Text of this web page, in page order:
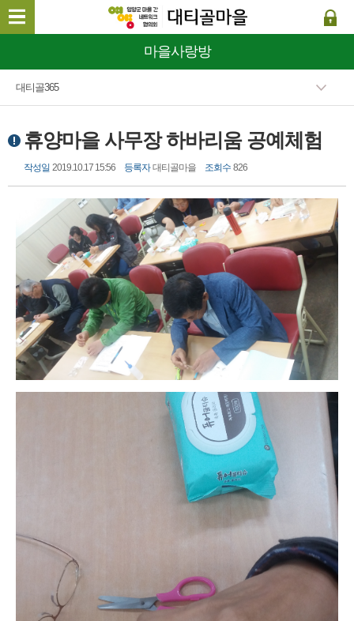
마을사랑방
대티골365
휴양마을 사무장 하바리움 공예체험
작성일 2019.10.17 15:56 등록자 대티골마을 조회수 826